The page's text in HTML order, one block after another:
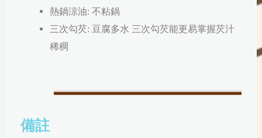
熱鍋涼油: 不粘鍋
三次勾芡: 豆腐多水 三次勾芡能更易掌握芡汁
稀稠
備註